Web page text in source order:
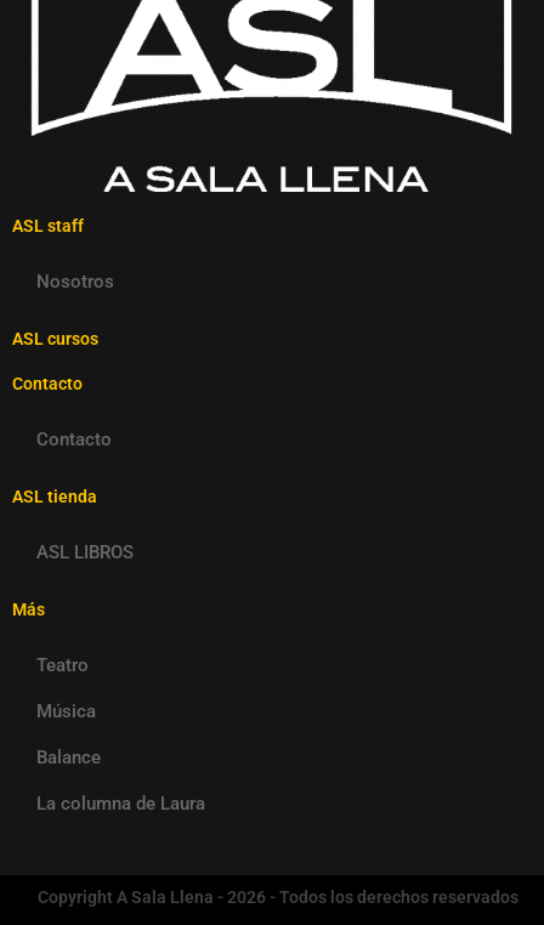
ASL staff
Nosotros
ASL cursos
Contacto
Contacto
ASL tienda
ASL LIBROS
Más
Teatro
Música
Balance
La columna de Laura
Copyright A Sala Llena - 2026 - Todos los derechos reservados